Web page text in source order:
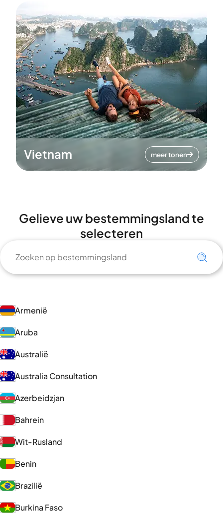
Vietnam meer tonen
Gelieve uw bestemmingsland te
selecteren
Armenië
Aruba
Australië
Australia Consultation
Azerbeidzjan
Bahrein
Wit-Rusland
Benin
Brazilië
Burkina Faso